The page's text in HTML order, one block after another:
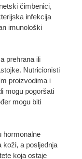
čimbenici,
infekcija
imunološki
prehrana ili
Nutricionisti
proizvodima i
mogu pogoršati
mogu biti
hormonalne
koži, a posljednja
koja ostaje